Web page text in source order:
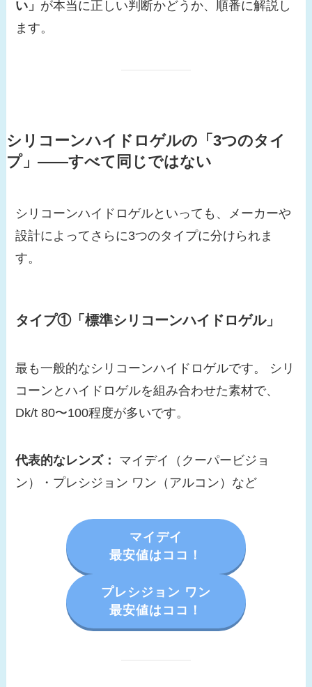
い」 が本当に正しい判断かどうか、順番に解説し
ます。
シリコーンハイドロゲルの「3つのタイ
プ」——すべて同じではない
シリコーンハイドロゲルといっても、メーカーや
設計によってさらに3つのタイプに分けられま
す。
タイプ①「標準シリコーンハイドロゲル」
最も一般的なシリコーンハイドロゲルです。 シリ
コーンとハイドロゲルを組み合わせた素材で、
Dk/t 80〜100程度が多いです。
代表的なレンズ：
マイデイ（クーパービジョ
ン）・プレシジョン ワン（アルコン）など
マイデイ
最安値はココ！
プレシジョン ワン
最安値はココ！